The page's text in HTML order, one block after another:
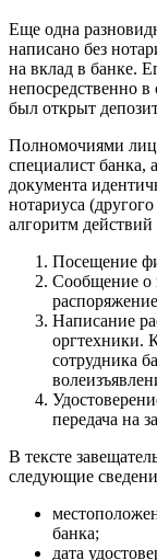
Еще одна
написано без
на вклад в банке.
непосредственно
был открыт
Полномочиями
специалист банка,
документа
нотариуса
алгоритм
Посещение
Сообщение о
Написание
оргтехники.
сотрудника
передача на
В тексте
следующие
банка;
дата